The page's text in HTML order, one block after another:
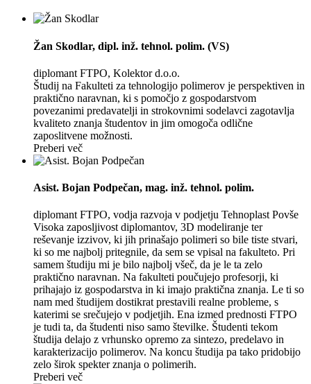
Žan Skodlar, dipl. inž. tehnol. polim. (VS)
diplomant FTPO, Kolektor d.o.o.
Študij na Fakulteti za tehnologijo polimerov je perspektiven in
praktično naravnan, ki s pomočjo z gospodarstvom
povezanimi predavatelji in strokovnimi sodelavci zagotavlja
kvaliteto znanja študentov in jim omogoča odlične
zaposlitvene možnosti.
Preberi več
Asist. Bojan Podpečan, mag. inž. tehnol. polim.
diplomant FTPO, vodja razvoja v podjetju Tehnoplast Povše
Visoka zaposljivost diplomantov, 3D modeliranje ter
reševanje izzivov, ki jih prinašajo polimeri so bile tiste stvari,
ki so me najbolj pritegnile, da sem se vpisal na fakulteto. Pri
samem študiju mi je bilo najbolj všeč, da je le ta zelo
praktično naravnan. Na fakulteti poučujejo profesorji, ki
prihajajo iz gospodarstva in ki imajo praktična znanja. Le ti so
nam med študijem dostikrat prestavili realne probleme, s
katerimi se srečujejo v podjetjih. Ena izmed prednosti FTPO
je tudi ta, da študenti niso samo številke. Študenti tekom
študija delajo z vrhunsko opremo za sintezo, predelavo in
karakterizacijo polimerov. Na koncu študija pa tako pridobijo
zelo širok spekter znanja o polimerih.
Preberi več